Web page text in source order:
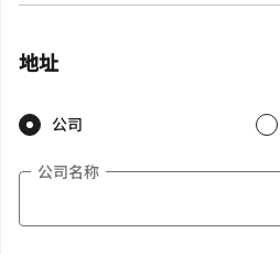
地址
公司
公司名称